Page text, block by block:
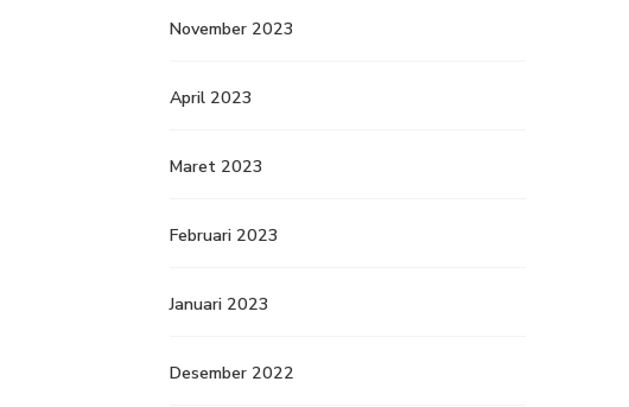
November 2023
April 2023
Maret 2023
Februari 2023
Januari 2023
Desember 2022